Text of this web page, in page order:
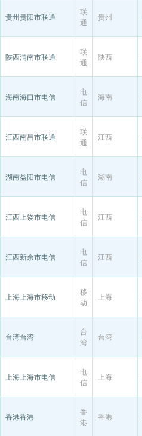
贵州贵阳市联通
联
通
贵州
陕西渭南市联通
联
通
陕西
海南海口市电信
电
信
海南
江西南昌市联通
联
通
江西
湖南益阳市电信
电
信
湖南
江西上饶市电信
电
信
江西
江西新余市电信
电
信
江西
上海上海市移动
移
动
上海
台湾台湾
台
湾
台湾
上海上海市电信
电
信
上海
香港香港
香
港
香港